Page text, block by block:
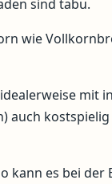
sind tabu.
wie
mit
auch
kann es bei der